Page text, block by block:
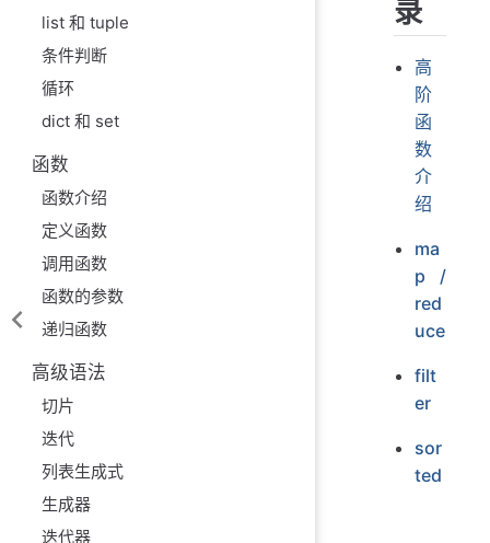
list 和 tuple
条件判断
循环
dict 和 set
函数
函数介绍
定义函数
调用函数
函数的参数
递归函数
高级语法
切片
迭代
列表生成式
生成器
迭代器
录
高
阶
函
数
介
绍
ma
p /
red
uce
filt
er
sor
ted